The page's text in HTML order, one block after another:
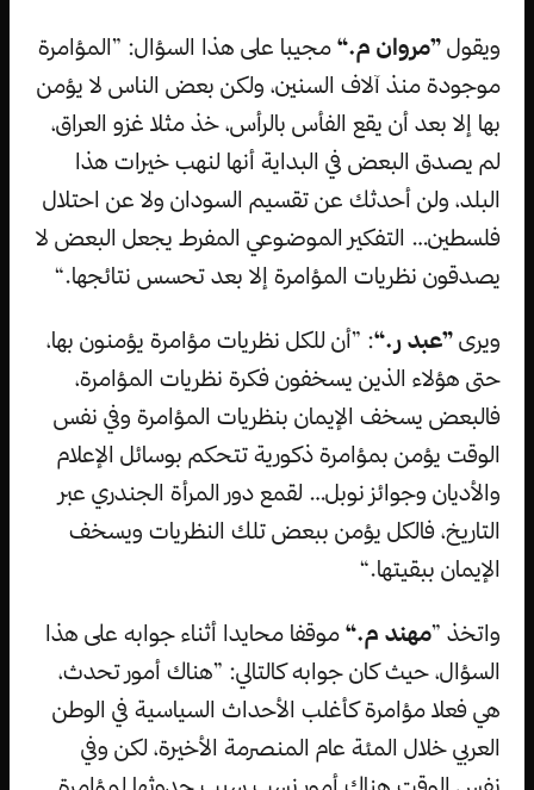
ويقول ”مروان م.“ مجيبا على هذا السؤال: ”المؤامرة
موجودة منذ آلاف السنين، ولكن بعض الناس لا يؤمن
بها إلا بعد أن يقع الفأس بالرأس، خذ مثلا غزو العراق،
لم يصدق البعض في البداية أنها لنهب خيرات هذا
البلد، ولن أحدثك عن تقسيم السودان ولا عن احتلال
فلسطين… التفكير الموضوعي المفرط يجعل البعض لا
يصدقون نظريات المؤامرة إلا بعد تحسس نتائجها.“
ويرى ”عبد ر.“: ”أن للكل نظريات مؤامرة يؤمنون بها،
حتى هؤلاء الذين يسخفون فكرة نظريات المؤامرة،
فالبعض يسخف الإيمان بنظريات المؤامرة وفي نفس
الوقت يؤمن بمؤامرة ذكورية تتحكم بوسائل الإعلام
والأديان وجوائز نوبل… لقمع دور المرأة الجندري عبر
التاريخ، فالكل يؤمن ببعض تلك النظريات ويسخف
الإيمان ببقيتها.“
واتخذ ”مهند م.“ موقفا محايدا أثناء جوابه على هذا
السؤال، حيث كان جوابه كالتالي: ”هناك أمور تحدث،
هي فعلا مؤامرة كأغلب الأحداث السياسية في الوطن
العربي خلال المئة عام المنصرمة الأخيرة، لكن وفي